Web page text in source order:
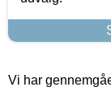
Vi har